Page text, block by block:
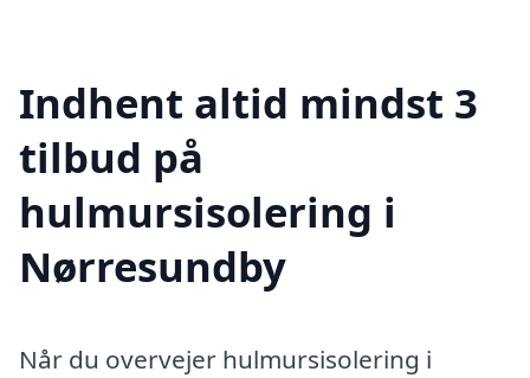
Indhent altid mindst 3
tilbud på
hulmursisolering i
Nørresundby
Når du overvejer hulmursisolering i